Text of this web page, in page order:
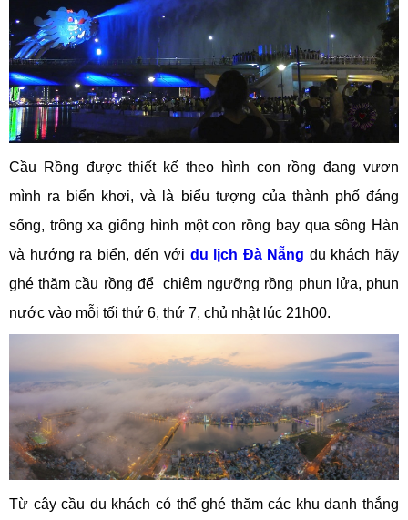
Cầu Rồng được thiết kế theo hình con rồng đang vươn
mình ra biển khơi, và là biểu tượng của thành phố đáng
sống, trông xa giống hình một con rồng bay qua sông Hàn
và hướng ra biển, đến với du lịch Đà Nẵng du khách hãy
ghé thăm cầu rồng để chiêm ngưỡng rồng phun lửa, phun
nước vào mỗi tối thứ 6, thứ 7, chủ nhật lúc 21h00.
Từ cây cầu du khách có thể ghé thăm các khu danh thắng